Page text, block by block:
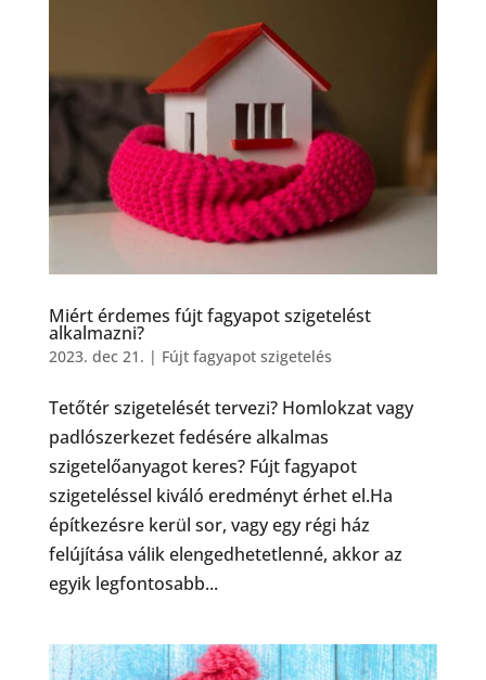
Miért érdemes fújt fagyapot szigetelést
alkalmazni?
2023. dec 21. | Fújt fagyapot szigetelés
Tetőtér szigetelését tervezi? Homlokzat vagy
padlószerkezet fedésére alkalmas
szigetelőanyagot keres? Fújt fagyapot
szigeteléssel kiváló eredményt érhet el.Ha
építkezésre kerül sor, vagy egy régi ház
felújítása válik elengedhetetlenné, akkor az
egyik legfontosabb...